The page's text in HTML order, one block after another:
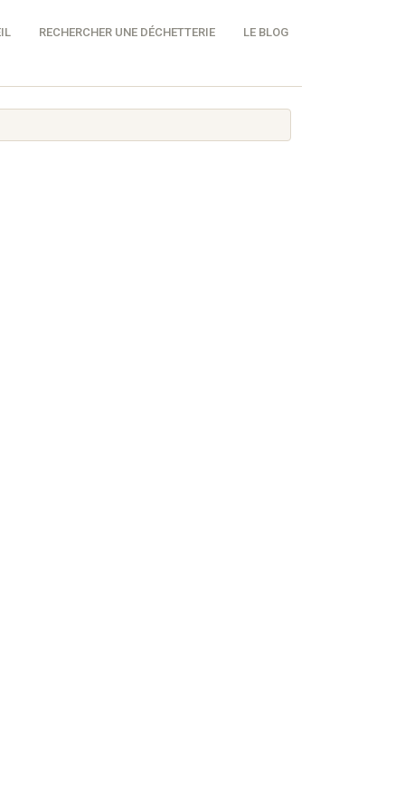
RECHERCHER UNE DÉCHETTERIE LE BLOG